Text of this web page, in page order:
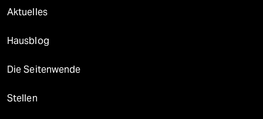
Aktuelles
Hausblog
Die Seitenwende
Stellen